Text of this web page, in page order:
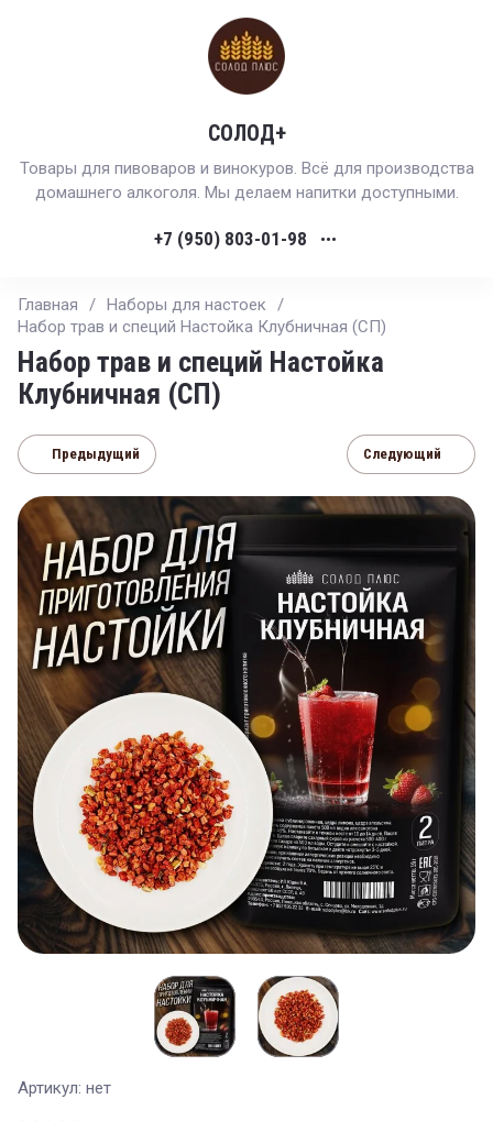
СОЛОД+
Товары для пивоваров и винокуров. Всё для производства
домашнего алкоголя. Мы делаем напитки доступными.
+7 (950) 803-01-98 •••
Главная / Наборы для настоек /
Набор трав и специй Настойка Клубничная (СП)
Набор трав и специй Настойка
Клубничная (СП)
Предыдущий Следующий
Артикул: нет